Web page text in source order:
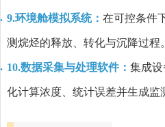
9.环境舱模拟系统： 在可控条件
测烷烃的释放、转化与沉降过程。
10.数据采集与处理软件： 集成
化计算浓度、统计误差并生成监